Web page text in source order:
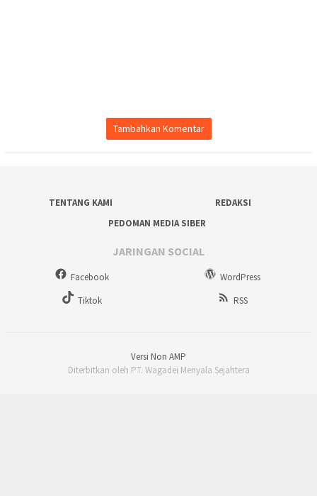
Tambahkan Komentar
TENTANG KAMI
REDAKSI
PEDOMAN MEDIA SIBER
JARINGAN SOCIAL
Facebook
WordPress
Tiktok
RSS
Versi Non AMP
Diterbitkan oleh PT. Wagadei Menyala Sejahtera